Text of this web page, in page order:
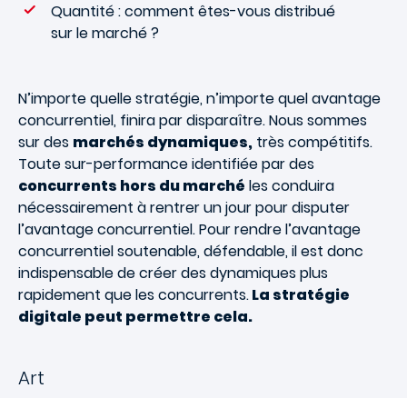
Quantité : comment êtes-vous distribué
sur le marché ?
N’importe quelle stratégie, n’importe quel avantage
concurrentiel, finira par disparaître. Nous sommes
sur des marchés dynamiques, très compétitifs.
Toute sur-performance identifiée par des
concurrents hors du marché les conduira
nécessairement à rentrer un jour pour disputer
l’avantage concurrentiel. Pour rendre l’avantage
concurrentiel soutenable, défendable, il est donc
indispensable de créer des dynamiques plus
rapidement que les concurrents.La stratégie
digitale peut permettre cela.
Art